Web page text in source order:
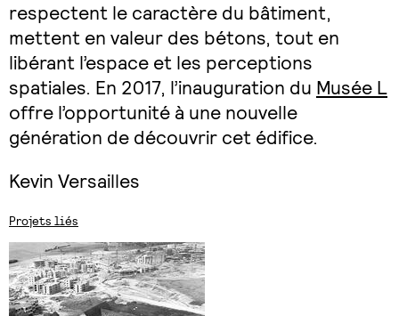
respectent le caractère du bâtiment,
mettent en valeur des bétons, tout en
libérant l’espace et les perceptions
spatiales. En 2017, l’inauguration du Musée L
offre l’opportunité à une nouvelle
génération de découvrir cet édifice.
Kevin Versailles
Projets liés